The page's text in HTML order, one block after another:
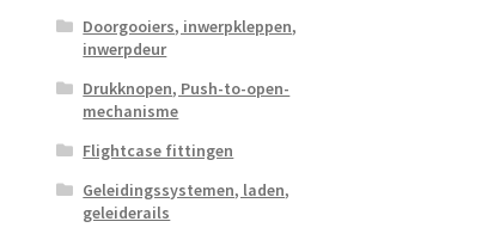
Doorgooiers, inwerpkleppen,
inwerpdeur
Drukknopen, Push-to-open-
mechanisme
Flightcase fittingen
Geleidingssystemen, laden,
geleiderails